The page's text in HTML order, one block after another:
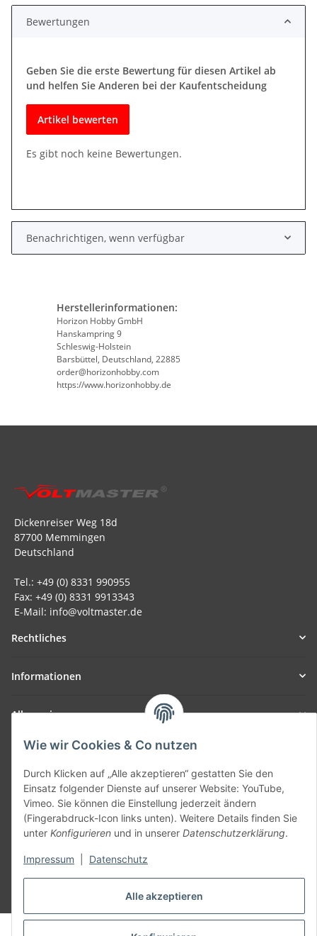
Alle akzeptieren
Wie wir Cookies & Co nutzen
Durch Klicken auf „Alle akzeptieren“ gestatten Sie den
Einsatz folgender Dienste auf unserer Website: YouTube,
Vimeo. Sie können die Einstellung jederzeit ändern
(Fingerabdruck-Icon links unten). Weitere Details finden Sie
unter Konfigurieren und in unserer Datenschutzerklärung.
Impressum Datenschutz
Bewertungen
Geben Sie die erste Bewertung für diesen Artikel ab
und helfen Sie Anderen bei der Kaufentscheidung
Artikel bewerten
Es gibt noch keine Bewertungen.
Benachrichtigen, wenn verfügbar
Herstellerinformationen:
Horizon Hobby GmbH
Hanskampring 9
Schleswig-Holstein
Barsbüttel, Deutschland, 22885
order@horizonhobby.com
https://www.horizonhobby.de
Dickenreiser Weg 18d
87700 Memmingen
Deutschland
Tel.: +49 (0) 8331 990955
Fax: +49 (0) 8331 9913343
E-Mail: info@voltmaster.de
Rechtliches
Informationen
Allgemein
Teil unseres Netzwerks:
SmoliTec - Safety. Simplified. Worldwide. ( B2B Shop )
Vertrag widerrufen
* Alle Preise inkl. gesetzlicher USt., zzgl.Versand
© voltmaster.de